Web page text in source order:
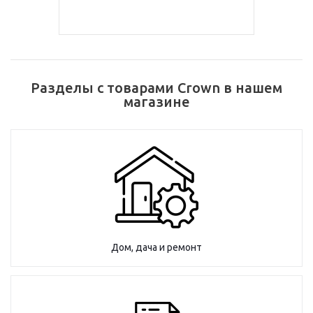
Разделы с товарами Crown в нашем
магазине
Дом, дача и ремонт